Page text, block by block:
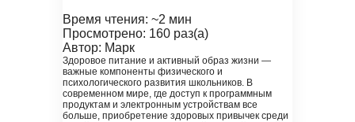
Время чтения: ~2 мин
Просмотрено: 160 раз(а)
Автор: Марк
Здоровое питание и активный образ жизни —
важные компоненты физического и
психологического развития школьников. В
современном мире, где доступ к программным
продуктам и электронным устройствам все
больше, приобретение здоровых привычек среди